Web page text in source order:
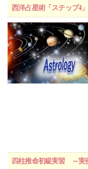
西洋占星術「ステップ4
四柱推命初級実習 ～実